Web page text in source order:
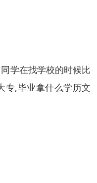
学在找学校的时候比
专,毕业拿什么学历文